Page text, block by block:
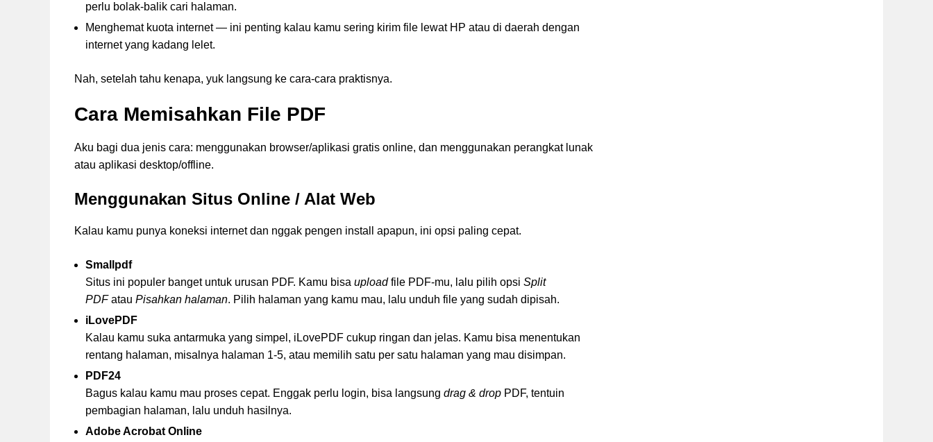
perlu bolak-balik cari halaman.
Menghemat kuota internet — ini penting kalau kamu sering kirim file lewat HP atau di daerah dengan
internet yang kadang lelet.
Nah, setelah tahu kenapa, yuk langsung ke cara-cara praktisnya.
Cara Memisahkan File PDF
Aku bagi dua jenis cara: menggunakan browser/aplikasi gratis online, dan menggunakan perangkat lunak
atau aplikasi desktop/offline.
Menggunakan Situs Online / Alat Web
Kalau kamu punya koneksi internet dan nggak pengen install apapun, ini opsi paling cepat.
Smallpdf
Situs ini populer banget untuk urusan PDF. Kamu bisa uploadfile PDF-mu, lalu pilih opsi Split
PDFatau Pisahkan halaman. Pilih halaman yang kamu mau, lalu unduh file yang sudah dipisah.
iLovePDF
Kalau kamu suka antarmuka yang simpel, iLovePDF cukup ringan dan jelas. Kamu bisa menentukan
rentang halaman, misalnya halaman 1-5, atau memilih satu per satu halaman yang mau disimpan.
PDF24
Bagus kalau kamu mau proses cepat. Enggak perlu login, bisa langsung drag & drop PDF, tentuin
pembagian halaman, lalu unduh hasilnya.
Adobe Acrobat Online